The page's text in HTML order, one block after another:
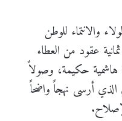
والانتماء للوطن
عقود من العطاء
هاشمية حكيمة، وصولاً
الذي أرسى نهجاً واضحاً